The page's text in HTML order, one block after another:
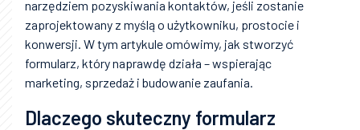
narzędziem pozyskiwania kontaktów, jeśli zostanie
zaprojektowany z myślą o użytkowniku, prostocie i
konwersji. W tym artykule omówimy, jak stworzyć
formularz, który naprawdę działa – wspierając
marketing, sprzedaż i budowanie zaufania.
Dlaczego skuteczny formularz